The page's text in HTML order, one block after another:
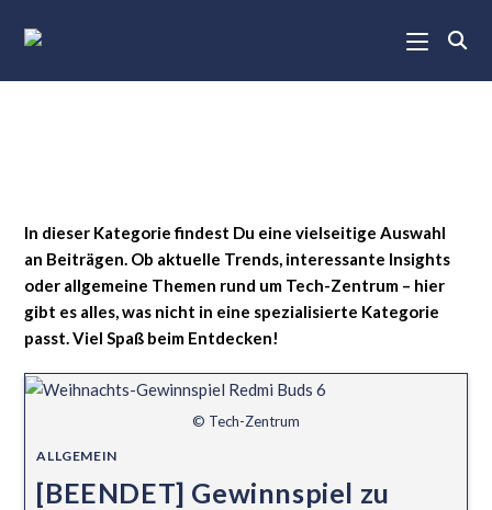
In dieser Kategorie findest Du eine vielseitige Auswahl
an Beiträgen. Ob aktuelle Trends, interessante Insights
oder allgemeine Themen rund um Tech-Zentrum – hier
gibt es alles, was nicht in eine spezialisierte Kategorie
passt. Viel Spaß beim Entdecken!
© Tech-Zentrum
ALLGEMEIN
[BEENDET] Gewinnspiel zu